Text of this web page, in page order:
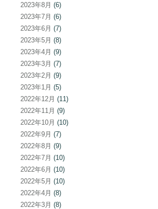
2023年8月 (6)
2023年7月 (6)
2023年6月 (7)
2023年5月 (8)
2023年4月 (9)
2023年3月 (7)
2023年2月 (9)
2023年1月 (5)
2022年12月 (11)
2022年11月 (9)
2022年10月 (10)
2022年9月 (7)
2022年8月 (9)
2022年7月 (10)
2022年6月 (10)
2022年5月 (10)
2022年4月 (8)
2022年3月 (8)